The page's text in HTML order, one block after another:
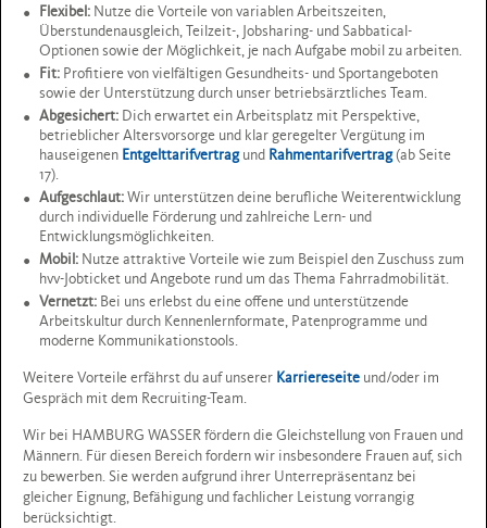
Flexibel: Nutze die Vorteile von variablen Arbeitszeiten,
Überstundenausgleich, Teilzeit-, Jobsharing- und Sabbatical-
Optionen sowie der Möglichkeit, je nach Aufgabe mobil zu arbeiten.
Fit: Profitiere von vielfältigen Gesundheits- und Sportangeboten
sowie der Unterstützung durch unser betriebsärztliches Team.
Abgesichert: Dich erwartet ein Arbeitsplatz mit Perspektive,
betrieblicher Altersvorsorge und klar geregelter Vergütung im
hauseigenen Entgelttarifvertragund Rahmentarifvertrag(ab Seite
17).
Aufgeschlaut:Wir unterstützen deine berufliche Weiterentwicklung
durch individuelle Förderung und zahlreiche Lern- und
Entwicklungsmöglichkeiten.
Mobil: Nutze attraktive Vorteile wie zum Beispiel den Zuschuss zum
hvv-Jobticket und Angebote rund um das Thema Fahrradmobilität.
Vernetzt: Bei uns erlebst du eine offene und unterstützende
Arbeitskultur durch Kennenlernformate, Patenprogramme und
moderne Kommunikationstools.
Weitere Vorteile erfährst du auf unserer Karriereseite und/oder im
Gespräch mit dem Recruiting-Team.
Wir bei HAMBURG WASSER fördern die Gleichstellung von Frauen und
Männern. Für diesen Bereich fordern wir insbesondere Frauen auf, sich
zu bewerben. Sie werden aufgrund ihrer Unterrepräsentanz bei
gleicher Eignung, Befähigung und fachlicher Leistung vorrangig
berücksichtigt.